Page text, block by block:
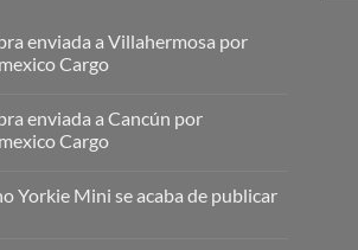
enviada a Villahermosa por
Cargo
enviada a Cancún por
Cargo
Yorkie Mini se acaba de publicar